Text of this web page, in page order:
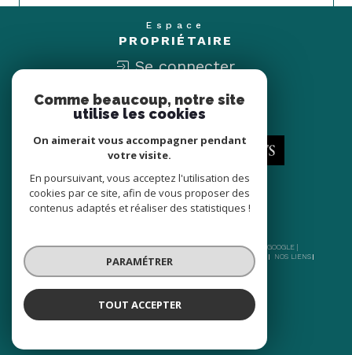
Espace
PROPRIÉTAIRE
Se connecter
Nous
ADHÉRONS
© 2026 | TOUS DROITS RÉSERVÉS | TRADUCTION POWERED BY GOOGLE |
PLAN DU SITE ADMIN
NOS LIENS
POLITIQUE RGPD
Comme beaucoup, notre site
utilise les cookies
On aimerait vous accompagner pendant
votre visite.
En poursuivant, vous acceptez l'utilisation des
cookies par ce site, afin de vous proposer des
contenus adaptés et réaliser des statistiques !
PARAMÉTRER
TOUT ACCEPTER